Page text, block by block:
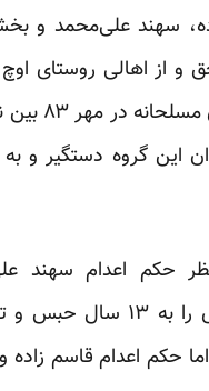
سهند علی‌محمد و
و از اهالی روستای اوچ
در پی
این گروه دستگیر و
نظر حکم اعدام سهند
بخشعلی محمدی را به ۱۳
حکم اعدام قاسم زاده